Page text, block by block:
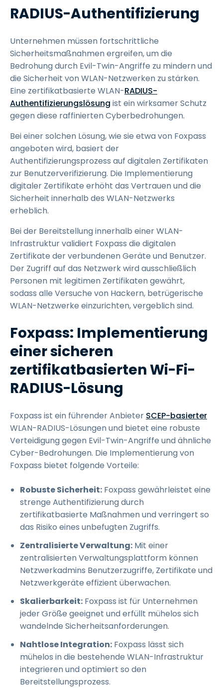
RADIUS-Authentifizierung
Unternehmen müssen fortschrittliche
Sicherheitsmaßnahmen ergreifen, um die
Bedrohung durch Evil-Twin-Angriffe zu mindern und
die Sicherheit von WLAN-Netzwerken zu stärken.
Eine zertifikatbasierte WLAN-RADIUS-
Authentifizierungslösung ist ein wirksamer Schutz
gegen diese raffinierten Cyberbedrohungen.
Bei einer solchen Lösung, wie sie etwa von Foxpass
angeboten wird, basiert der
Authentifizierungsprozess auf digitalen Zertifikaten
zur Benutzerverifizierung. Die Implementierung
digitaler Zertifikate erhöht das Vertrauen und die
Sicherheit innerhalb des WLAN-Netzwerks
erheblich.
Bei der Bereitstellung innerhalb einer WLAN-
Infrastruktur validiert Foxpass die digitalen
Zertifikate der verbundenen Geräte und Benutzer.
Der Zugriff auf das Netzwerk wird ausschließlich
Personen mit legitimen Zertifikaten gewährt,
sodass alle Versuche von Hackern, betrügerische
WLAN-Netzwerke einzurichten, vergeblich sind.
Foxpass: Implementierung
einer sicheren
zertifikatbasierten Wi-Fi-
RADIUS-Lösung
Foxpass ist ein führender Anbieter SCEP-basierter
WLAN-RADIUS-Lösungen und bietet eine robuste
Verteidigung gegen Evil-Twin-Angriffe und ähnliche
Cyber-Bedrohungen. Die Implementierung von
Foxpass bietet folgende Vorteile:
Robuste Sicherheit: Foxpass gewährleistet eine
strenge Authentifizierung durch
zertifikatbasierte Maßnahmen und verringert so
das Risiko eines unbefugten Zugriffs.
Zentralisierte Verwaltung: Mit einer
zentralisierten Verwaltungsplattform können
Netzwerkadmins Benutzerzugriffe, Zertifikate und
Netzwerkgeräte effizient überwachen.
Skalierbarkeit: Foxpass ist für Unternehmen
jeder Größe geeignet und erfüllt mühelos sich
wandelnde Sicherheitsanforderungen.
Nahtlose Integration: Foxpass lässt sich
mühelos in die bestehende WLAN-Infrastruktur
integrieren und optimiert so den
Bereitstellungsprozess.